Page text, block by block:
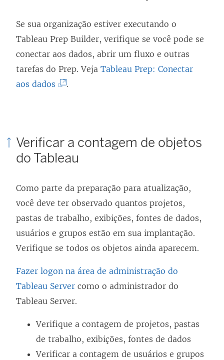
e
e
m
n
a
l
a
)
Se sua organização estiver executando o
Tableau Prep Builder, verifique se você pode se
conectar aos dados, abrir um fluxo e outras
tarefas do Prep. Veja Tableau Prep: Conectar
aos dados
n
k
b
r
e
e
m
j
a
n
.
Verificar a contagem de objetos
do Tableau
Como parte da preparação para atualização,
você deve ter observado quantos projetos,
pastas de trabalho, exibições, fontes de dados,
usuários e grupos estão em sua implantação.
Verifique se todos os objetos ainda aparecem.
Fazer logon na área de administração do
Tableau Server como o administrador do
Tableau Server.
Verifique a contagem de projetos, pastas
de trabalho, exibições, fontes de dados
Verificar a contagem de usuários e grupos